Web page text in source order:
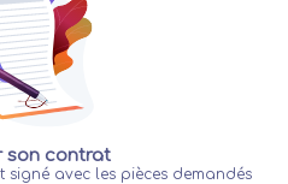
son contrat
signé avec les pièces demandés